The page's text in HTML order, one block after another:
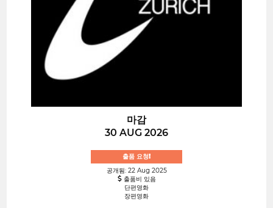
마감
30 AUG 2026
출품 요청!
공개됨: 22 Aug 2025
출품비 있음
단편영화
장편영화